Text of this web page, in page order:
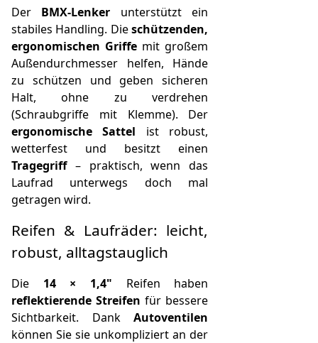
Der BMX-Lenker unterstützt ein
stabiles Handling. Dieschützenden,
ergonomischen Griffe mit großem
Außendurchmesser helfen, Hände
zu schützen und geben sicheren
Halt, ohne zu verdrehen
(Schraubgriffe mit Klemme). Der
ergonomische Sattel ist robust,
wetterfest und besitzt einen
Tragegriff– praktisch, wenn das
Laufrad unterwegs doch mal
getragen wird.
Reifen & Laufräder: leicht,
robust, alltagstauglich
Die 14 × 1,4" Reifen haben
reflektierende Streifen für bessere
Sichtbarkeit. DankAutoventilen
können Sie sie unkompliziert an der